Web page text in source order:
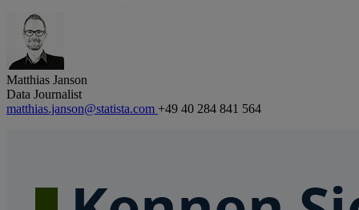
Matthias Janson
Data Journalist
matthias.janson@statista.com +49 40 284 841 564